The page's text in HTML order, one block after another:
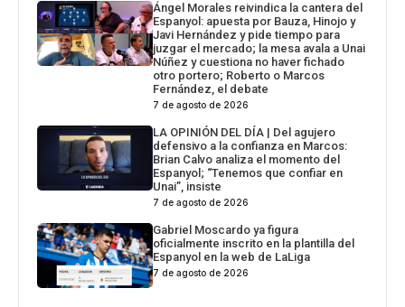
Ángel Morales reivindica la cantera del
Espanyol: apuesta por Bauza, Hinojo y
Javi Hernández y pide tiempo para
juzgar el mercado; la mesa avala a Unai
Núñez y cuestiona no haver fichado
otro portero; Roberto o Marcos
Fernández, el debate
7 de agosto de 2026
LA OPINIÓN DEL DÍA | Del agujero
defensivo a la confianza en Marcos:
Brian Calvo analiza el momento del
Espanyol; “Tenemos que confiar en
Unai”, insiste
7 de agosto de 2026
Gabriel Moscardo ya figura
oficialmente inscrito en la plantilla del
Espanyol en la web de LaLiga
7 de agosto de 2026